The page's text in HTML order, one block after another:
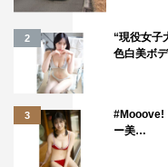
トイレから当時へタイ
手であり、亡くなった
は、彼女を再び死な
ける初恋ファンタジー。
「少年の詩」
出演：優香 内川蓮生
2
“現役女子
色白美ボ
3
#Mooove!
ー美…